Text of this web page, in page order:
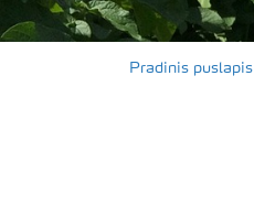
Pradinis puslapis